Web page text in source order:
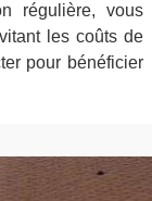
régulière, vous
les coûts de
pour bénéficier